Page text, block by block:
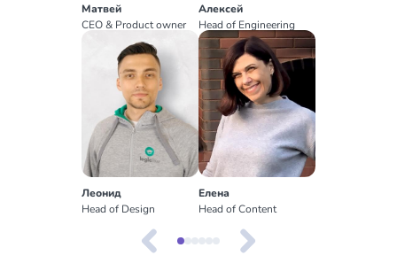
Матвей
CEO & Product owner
Алексей
Head of Engineering
Леонид
Head of Design
Елена
Head of Content